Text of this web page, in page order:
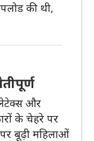
की थी,
और
के चेहरे पर
पर बूढ़ी महिलाओं